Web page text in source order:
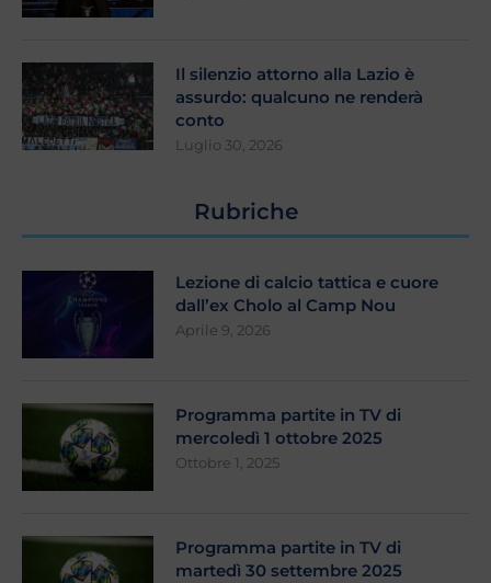
Il silenzio attorno alla Lazio è
assurdo: qualcuno ne renderà
conto
Luglio 30, 2026
Rubriche
Lezione di calcio tattica e cuore
dall’ex Cholo al Camp Nou
Aprile 9, 2026
Programma partite in TV di
mercoledì 1 ottobre 2025
Ottobre 1, 2025
Programma partite in TV di
martedì 30 settembre 2025